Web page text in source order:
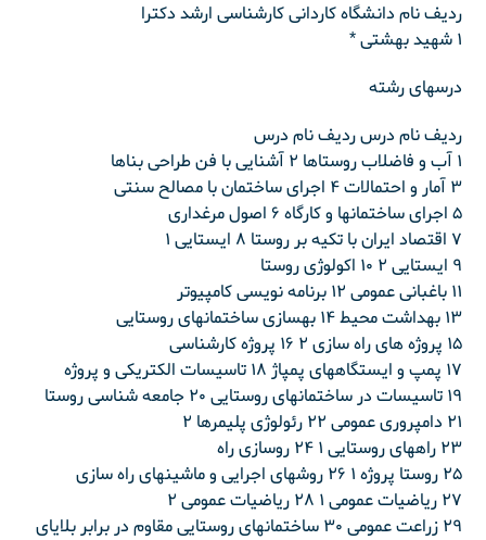
ردیف نام دانشگاه کاردانی کارشناسی ارشد دکترا
۱ شهید بهشتی *
درسهای رشته
ردیف نام درس ردیف نام درس
۱ آب و فاضلاب روستاها ۲ آشنایی با فن طراحی بناها
۳ آمار و احتمالات ۴ اجرای ساختمان با مصالح سنتی
۵ اجرای ساختمانها و کارگاه ۶ اصول مرغداری
۷ اقتصاد ایران با تکیه بر روستا ۸ ایستایی ۱
۹ ایستایی ۲ ۱۰ اکولوژی روستا
۱۱ باغبانی عمومی ۱۲ برنامه نویسی کامپیوتر
۱۳ بهداشت محیط ۱۴ بهسازی ساختمانهای روستایی
۱۵ پروژه های راه سازی ۲ ۱۶ پروژه کارشناسی
۱۷ پمپ و ایستگاههای پمپاژ ۱۸ تاسیسات الکتریکی و پروژه
۱۹ تاسیسات در ساختمانهای روستایی ۲۰ جامعه شناسی روستا
۲۱ دامپروری عمومی ۲۲ رئولوژی پلیمرها ۲
۲۳ راههای روستایی ۱ ۲۴ روسازی راه
۲۵ روستا پروژه ۱ ۲۶ روشهای اجرایی و ماشینهای راه سازی
۲۷ ریاضیات عمومی ۱ ۲۸ ریاضیات عمومی ۲
۲۹ زراعت عمومی ۳۰ ساختمانهای روستایی مقاوم در برابر بلایای